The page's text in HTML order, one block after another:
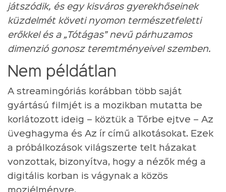
játszódik, és egy kisváros gyerekhőseinek
küzdelmét követi nyomon természetfeletti
erőkkel és a „Tótágas” nevű párhuzamos
dimenzió gonosz teremtményeivel szemben.
Nem példátlan
A streamingóriás korábban több saját
gyártású filmjét is a mozikban mutatta be
korlátozott ideig – köztük a Tőrbe ejtve – Az
üveghagyma és Az ír című alkotásokat. Ezek
a próbálkozások világszerte telt házakat
vonzottak, bizonyítva, hogy a nézők még a
digitális korban is vágynak a közös
moziélményre.